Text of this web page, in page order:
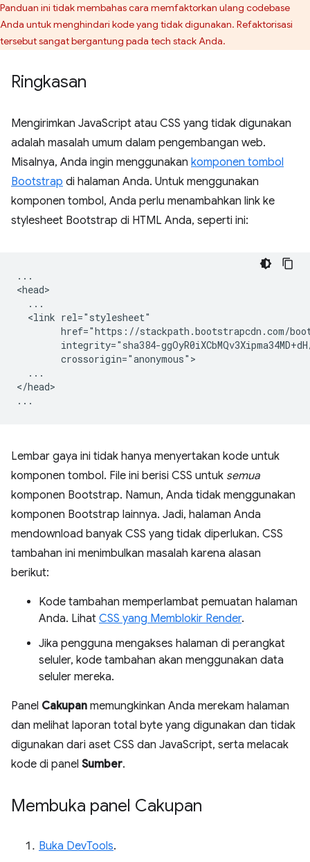
Panduan ini tidak membahas cara memfaktorkan ulang codebase
Anda untuk menghindari kode yang tidak digunakan. Refaktorisasi
tersebut sangat bergantung pada tech stack Anda.
Ringkasan
Mengirimkan JavaScript atau CSS yang tidak digunakan
adalah masalah umum dalam pengembangan web.
Misalnya, Anda ingin menggunakan komponen tombol
Bootstrap di halaman Anda. Untuk menggunakan
komponen tombol, Anda perlu menambahkan link ke
stylesheet Bootstrap di HTML Anda, seperti ini:
...
<head>
  ...
  <link rel="stylesheet"
href="https://stackpath.bootstrapcdn.com/
integrity="sha384-
        crossorigin="anonymous">
  ...
</head>
Lembar gaya ini tidak hanya menyertakan kode untuk
komponen tombol. File ini berisi CSS untuk semua
komponen Bootstrap. Namun, Anda tidak menggunakan
komponen Bootstrap lainnya. Jadi, halaman Anda
mendownload banyak CSS yang tidak diperlukan. CSS
tambahan ini menimbulkan masalah karena alasan
berikut:
Kode tambahan memperlambat pemuatan halaman
Anda. Lihat CSS yang Memblokir Render.
Jika pengguna mengakses halaman di perangkat
seluler, kode tambahan akan menggunakan data
seluler mereka.
Panel Cakupan memungkinkan Anda merekam halaman
dan melihat laporan total byte yang digunakan dan tidak
digunakan dari aset CSS dan JavaScript, serta melacak
kode di panel Sumber.
Membuka panel Cakupan
Buka DevTools.